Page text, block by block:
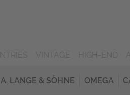
A. LANGE & SÖHNE OMEGA